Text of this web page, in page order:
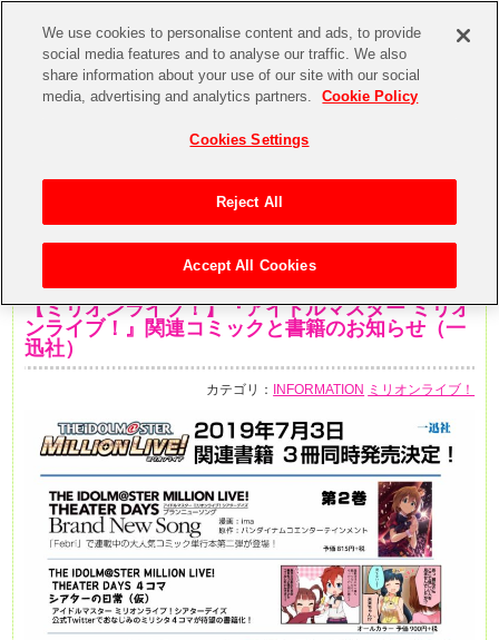
【ミリオンライブ！】『アイドルマスター ミリオ
ンライブ！』関連コミックと書籍のお知らせ（一
迅社）
カテゴリ： INFORMATION ミリオンライブ！
We use cookies to personalise content and ads, to provide
social media features and to analyse our traffic. We also
share information about your use of our site with our social
media, advertising and analytics partners.
Cookie Policy
Cookies Settings
Reject All
Accept All Cookies